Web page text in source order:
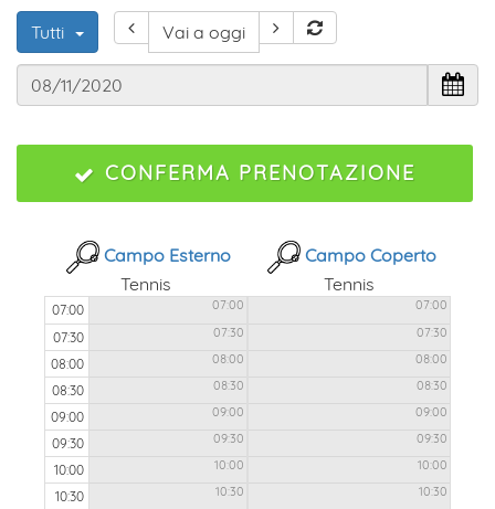
Tutti Vai a oggi
CONFERMA PRENOTAZIONE
07:00 07:00
07:30 07:30
08:00 08:00
08:30 08:30
09:00 09:00
09:30 09:30
10:00 10:00
10:30 10:30
Campo Esterno
Tennis
07:00
07:30
08:00
08:30
09:00
09:30
10:00
10:30
Campo Coperto
Tennis